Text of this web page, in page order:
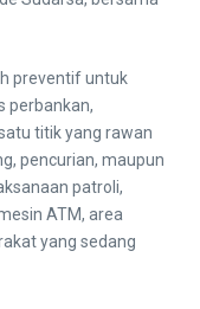
preventif untuk
perbankan,
titik yang rawan
pencurian, maupun
patroli,
ATM, area
yang sedang